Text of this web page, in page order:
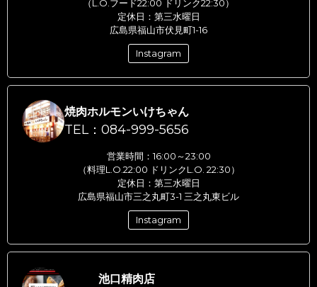
（L.O.フード22:00 ドリンク22:30）
定休日：第三水曜日
広島県福山市伏見町1-16
Instagram
焼肉ホルモンいけちゃん
TEL：084-999-5656
営業時間：16:00～23:00
（料理L.O.22:00 ドリンクL.O. 22:30）
定休日：第三水曜日
広島県福山市三之丸町3-1 三之丸東ビル
Instagram
池口精肉店